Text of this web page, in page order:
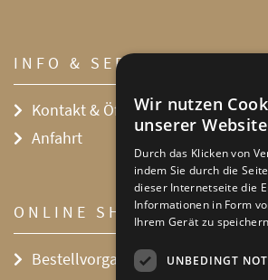
INFO & SERVICE
Kontakt & Öffnungszeiten
Anfahrt
ONLINE SHOP
Bestellvorgang
Wir nutzen
unserer Website
Durch das Klicken von
indem Sie durch die
dieser Internetseite die
Informationen in Form
Ihrem Gerät zu
UNBEDINGT